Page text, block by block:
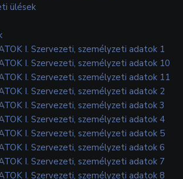
ülések
I. Szervezeti, személyzeti adatok 1
I. Szervezeti, személyzeti adatok 10
I. Szervezeti, személyzeti adatok 11
I. Szervezeti, személyzeti adatok 2
I. Szervezeti, személyzeti adatok 3
I. Szervezeti, személyzeti adatok 4
I. Szervezeti, személyzeti adatok 5
I. Szervezeti, személyzeti adatok 6
I. Szervezeti, személyzeti adatok 7
I. Szervezeti, személyzeti adatok 8